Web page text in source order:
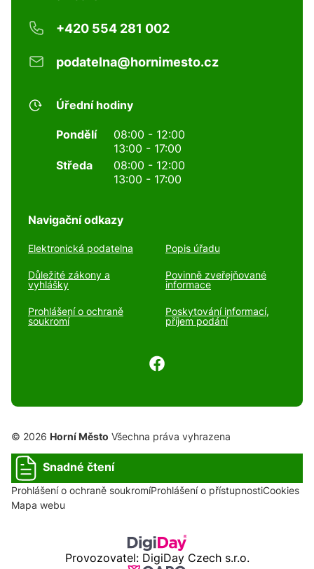
+420 554 281 002
podatelna@hornimesto.cz
Úřední hodiny
Pondělí
08:00 - 12:00
13:00 - 17:00
Středa
08:00 - 12:00
13:00 - 17:00
Navigační odkazy
Elektronická podatelna Popis úřadu
Důležité zákony a
vyhlášky
Povinně zveřejňované
informace
Prohlášení o ochraně
soukromí
Poskytování informací,
příjem podání
© 2026 Horní Město Všechna práva vyhrazena
Snadné čtení
Prohlášení o ochraně soukromíProhlášení o přístupnostiCookies
Mapa webu
Provozovatel: DigiDay Czech s.r.o.